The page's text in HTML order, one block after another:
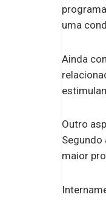
uma
Ainda
Outro
maior